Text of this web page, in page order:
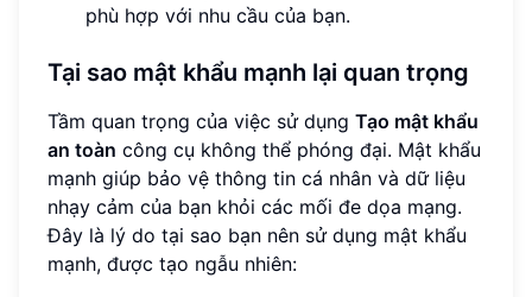
phù hợp với nhu cầu của bạn.
Tại sao mật khẩu mạnh lại quan trọng
Tầm quan trọng của việc sử dụng Tạo mật khẩu
an toàn công cụ không thể phóng đại. Mật khẩu
mạnh giúp bảo vệ thông tin cá nhân và dữ liệu
nhạy cảm của bạn khỏi các mối đe dọa mạng.
Đây là lý do tại sao bạn nên sử dụng mật khẩu
mạnh, được tạo ngẫu nhiên: